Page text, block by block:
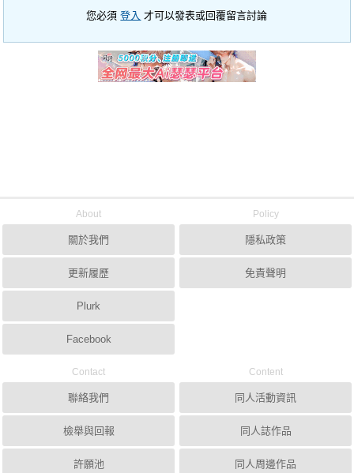
您必須登入 才可以發表或回覆留言討論
About
關於我們
更新履歷
Plurk
Facebook
Policy
隱私政策
免責聲明
Contact
聯絡我們
檢舉與回報
許願池
Content
同人活動資訊
同人誌作品
同人周邊作品